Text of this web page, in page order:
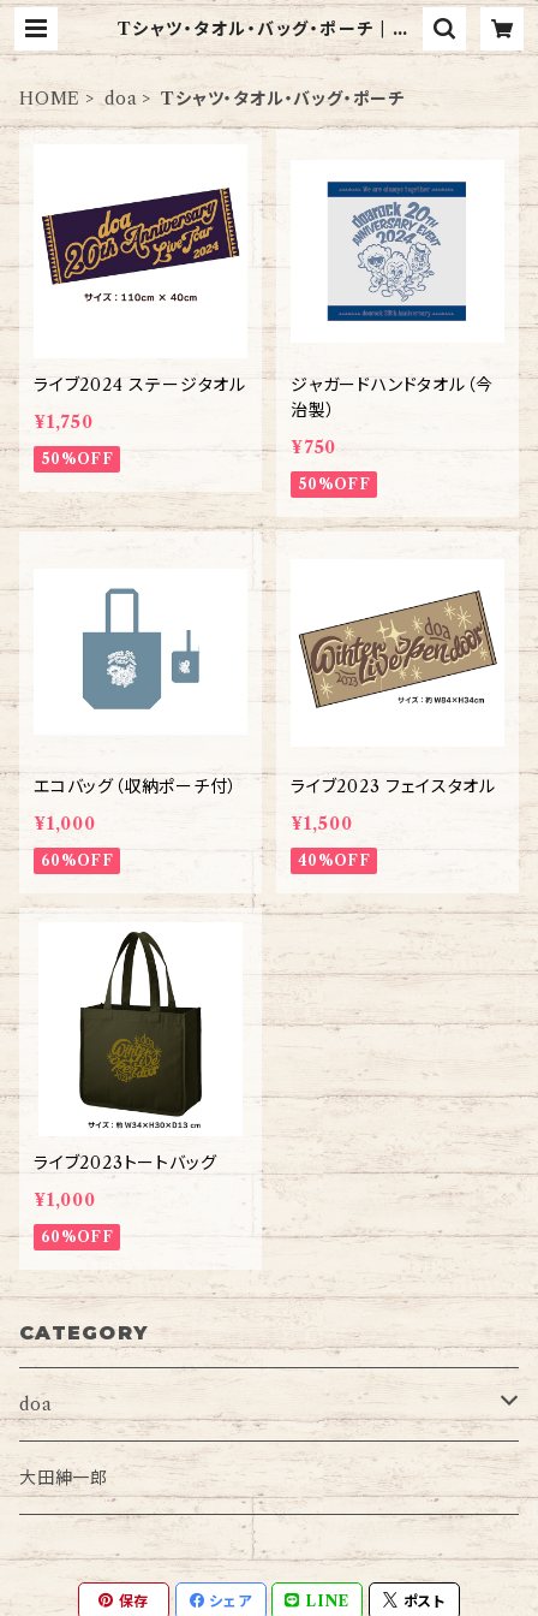
Tシャツ・タオル・バッグ・ポーチ | do
arock online shop
HOME doa Tシャツ・タオル・バッグ・ポーチ
ライブ2024 ステージタオル
¥1,750
50%OFF
ジャガードハンドタオル（今
治製）
¥750
50%OFF
エコバッグ（収納ポーチ付）
¥1,000
60%OFF
ライブ2023 フェイスタオル
¥1,500
40%OFF
ライブ2023トートバッグ
¥1,000
60%OFF
CATEGORY
doa
Tシャツ・タオル・バッグ・ポーチ
キーホルダー・アクスタ・小物
大田紳一郎
保存 シェア LINE ポスト